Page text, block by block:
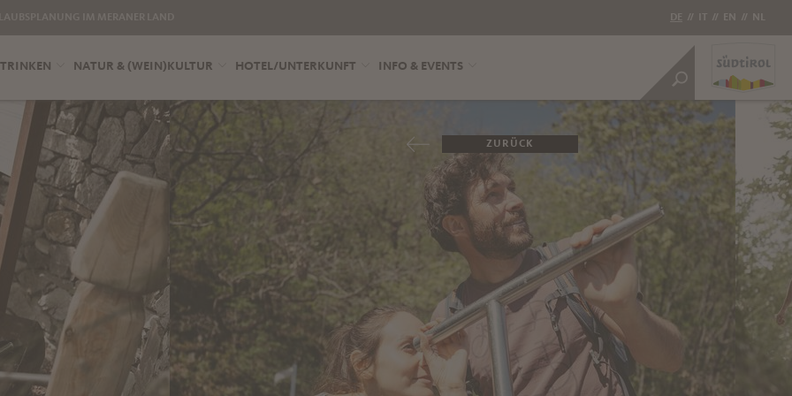
DE // IT // EN // NL
NATUR & (WEIN)KULTUR HOTEL/UNTERKUNFT INFO & EVENTS
ZURÜCK